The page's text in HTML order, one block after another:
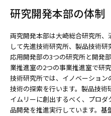
研究開発本部の体制
両究開発本部は大崎総合研究所
して先進技術研究所、製品技術
応用開発部の3つの研究所と開発
業推進室の2つの事業推進室で研
技術研究所では、イノベーショ
技術の探索を行います。製品技
イムリーに創出するべく、プロ
品開発を推進実行しています。